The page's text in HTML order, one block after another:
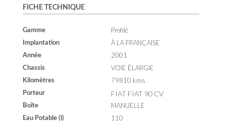
FICHE TECHNIQUE
Gamme Profilé
Implantation À LA FRANÇAISE
Année 2001
Chassis VOIE ÉLARGIE
Kilomètres 79810 kms
Porteur FIAT FIAT 90 CV
Boîte MANUELLE
Eau Potable (l) 110